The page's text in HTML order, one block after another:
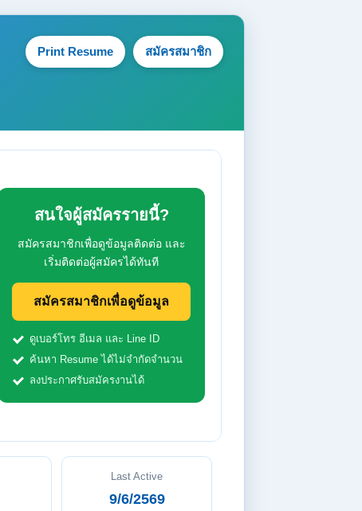
Print Resume สมัครสมาชิก
สนใจผู้สมัครรายนี้?
สมัครสมาชิกเพื่อดูข้อมูลติดต่อ และ
เริ่มติดต่อผู้สมัครได้ทันที
สมัครสมาชิกเพื่อดูข้อมูล
ดูเบอร์โทร อีเมล และ Line ID
ค้นหา Resume ได้ไม่จำกัดจำนวน
ลงประกาศรับสมัครงานได้
Last Active
9/6/2569